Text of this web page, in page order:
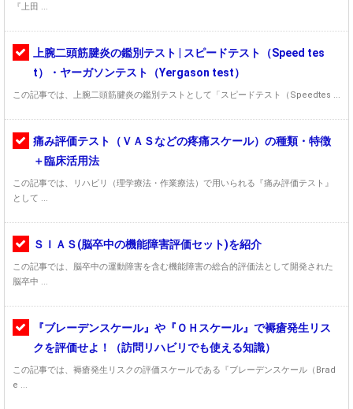
『上田 ...
上腕二頭筋腱炎の鑑別テスト | スピードテスト（Speed tes
t）・ヤーガソンテスト（Yergason test）
この記事では、上腕二頭筋腱炎の鑑別テストとして「スピードテスト（Speedtes ...
痛み評価テスト（ＶＡＳなどの疼痛スケール）の種類・特徴
＋臨床活用法
この記事では、リハビリ（理学療法・作業療法）で用いられる『痛み評価テスト』
として ...
ＳＩＡＳ(脳卒中の機能障害評価セット)を紹介
この記事では、脳卒中の運動障害を含む機能障害の総合的評価法として開発された
脳卒中 ...
『ブレーデンスケール』や『ＯＨスケール』で褥瘡発生リス
クを評価せよ！（訪問リハビリでも使える知識）
この記事では、褥瘡発生リスクの評価スケールである『ブレーデンスケール（Brad
e ...